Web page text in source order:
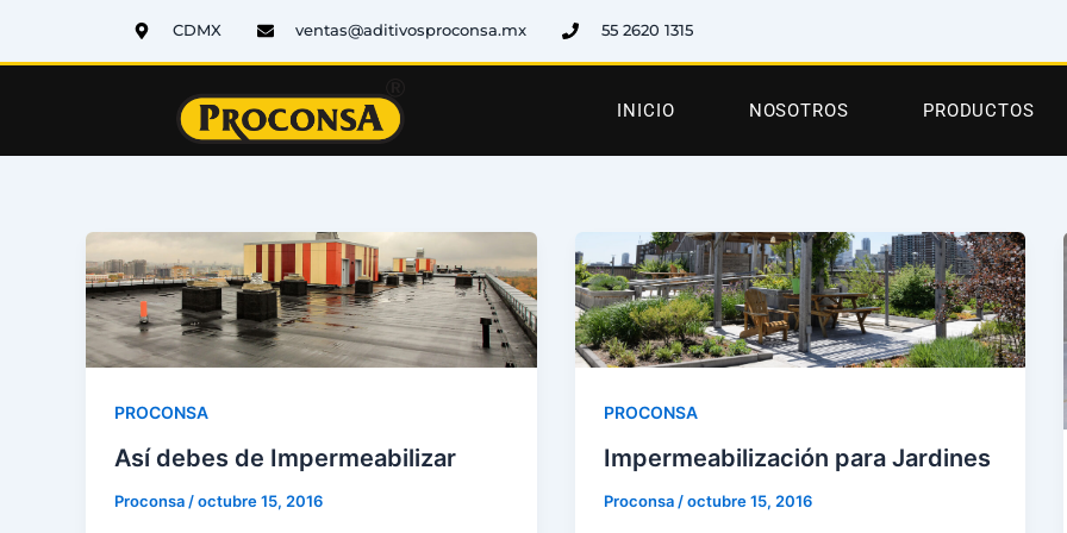
CDMX ventas@aditivosproconsa.mx 55 2620 1315
INICIO NOSOTROS PRODUCTOS
PROCONSA
Así debes de Impermeabilizar
Proconsa /octubre 15, 2016
PROCONSA
Impermeabilización para Jardines
Proconsa /octubre 15, 2016